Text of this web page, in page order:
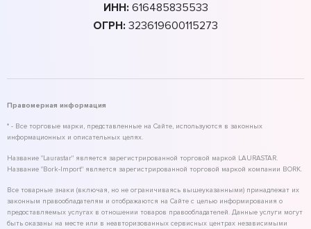
ИНН: 616485835533
ОГРН: 323619600115273
Правомерная информация
* - Все торговые марки, представленные на Сайте, используются в законных
информационных и описательных целях.
Название "Laurastar" является зарегистрированной торговой маркой LAURASTAR.
Название "Bork-Import" является зарегистрированной торговой маркой компании BORK.
Все товарные знаки (включая, но не ограничиваясь вышеуказанными) принадлежат их
законным правообладателям и отображаются на Сайте с целью информирования о
предоставляемых услугах в отношении товаров правообладателей. Данные услуги могут
быть оказаны на месте или в неавторизованных сервисных центрах независимыми